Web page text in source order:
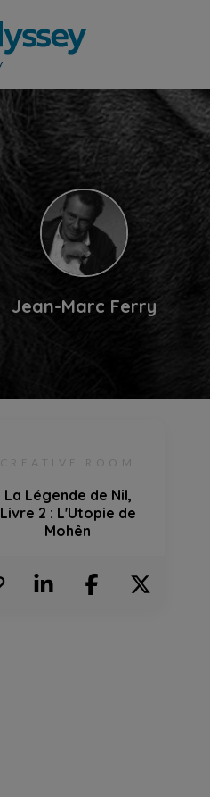
Jean-Marc Ferry
CREATIVE ROOM
La Légende de Nil,
Livre 2 : L'Utopie de
Mohên